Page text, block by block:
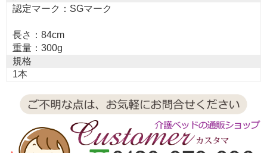
認定マーク：SGマーク
長さ：84cm
重量：300g
規格
1本